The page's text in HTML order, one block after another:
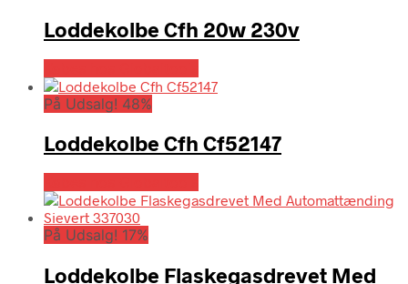
Loddekolbe Cfh 20w 230v
På Udsalg! 48%
Loddekolbe Cfh Cf52147
På Udsalg! 17%
Loddekolbe Flaskegasdrevet Med